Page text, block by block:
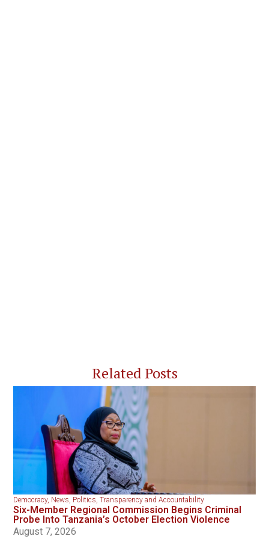
Related Posts
Democracy, News, Politics,Transparency and Accountability
Six-Member Regional Commission Begins Criminal
Probe Into Tanzania’s October Election Violence
August 7, 2026